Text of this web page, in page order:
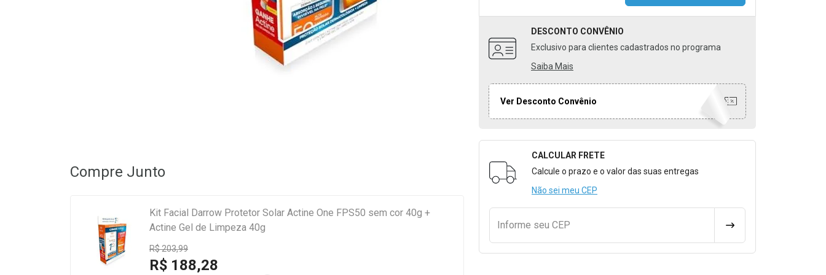
DESCONTO CONVÊNIO
Exclusivo para clientes cadastrados no programa
Saiba Mais
Ver Desconto Convênio
Formulário para Calcular o Frete
CALCULAR FRETE
Calcule o prazo e o valor das suas entregas
Não sei meu CEP
Informe seu CEP CALCULAR FRETE
Compre Junto
Kit Facial Darrow Protetor Solar Actine One FPS50 sem cor 40g +
Actine Gel de Limpeza 40g
R$ 203,99
R$ 188,28